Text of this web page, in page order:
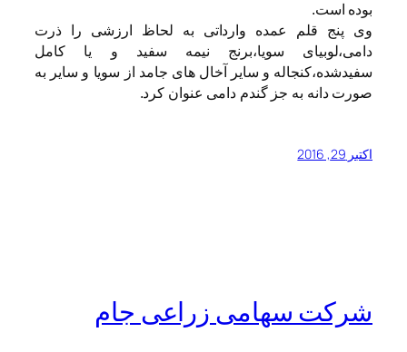
بوده است.
وی پنج قلم عمده وارداتی به لحاظ ارزشی را ذرت
دامی،لوبیای سویا،برنج نیمه سفید و یا کامل
سفیدشده،کنجاله و سایر آخال های جامد از سویا و سایر به
صورت دانه به جز گندم دامی عنوان کرد.
اکتبر 29, 2016
شرکت سهامی زراعی جام